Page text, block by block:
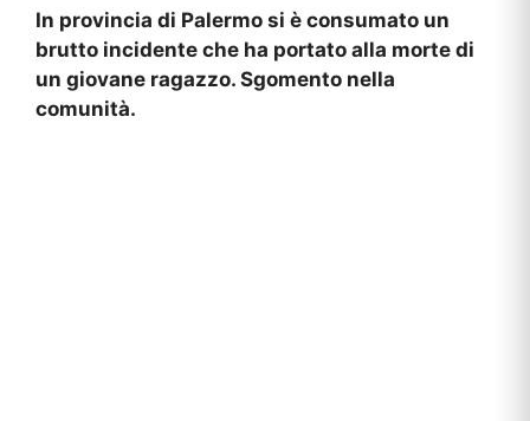
In provincia di Palermo si è consumato un
brutto incidente che ha portato alla morte di
un giovane ragazzo. Sgomento nella
comunità.